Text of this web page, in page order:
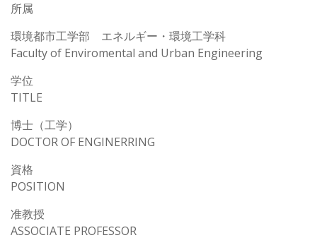
所属
環境都市工学部 エネルギー・環境工学科
Faculty of Enviromental and Urban Engineering
学位
TITLE
博士（工学）
DOCTOR OF ENGINERRING
資格
POSITION
准教授
ASSOCIATE PROFESSOR